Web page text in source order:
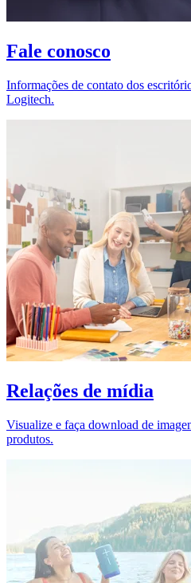
Fale conosco
Informações de contato dos
Logitech.
Relações de mídia
Visualize e faça download de
produtos.